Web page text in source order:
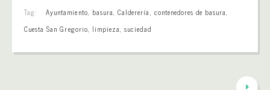
Tag: Ayuntamiento, basura,Calderería, contenedores de basura,
Cuesta San Gregorio, limpieza,suciedad